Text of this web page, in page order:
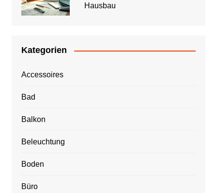
Hausbau
Kategorien
Accessoires
Bad
Balkon
Beleuchtung
Boden
Büro